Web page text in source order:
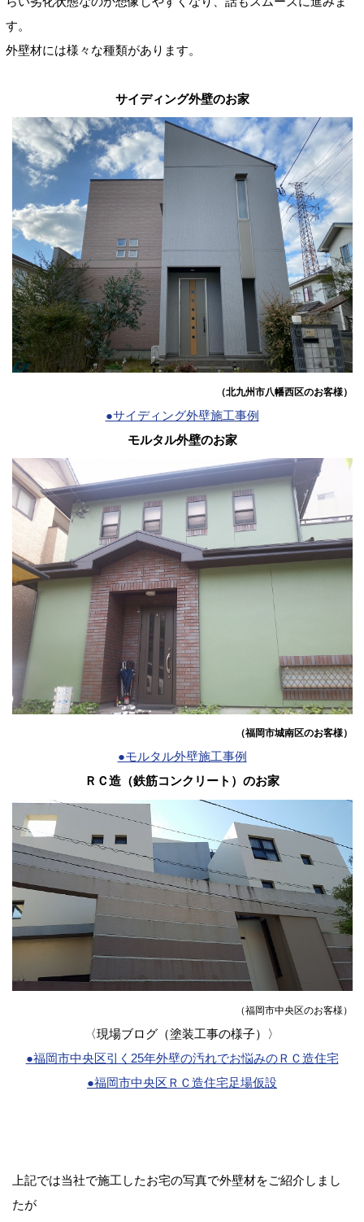
す。
外壁材には様々な種類があります。
サイディング外壁のお家
（北九州市八幡西区のお客様）
●サイディング外壁施工事例
モルタル外壁のお家
（福岡市城南区のお客様）
●モルタル外壁施工事例
ＲＣ造（鉄筋コンクリート）のお家
（福岡市中央区のお客様）
〈現場ブログ（塗装工事の様子）〉
●福岡市中央区引く25年外壁の汚れでお悩みのＲＣ造住宅
●福岡市中央区ＲＣ造住宅足場仮設
上記では当社で施工したお宅の写真で外壁材をご紹介しまし
たが